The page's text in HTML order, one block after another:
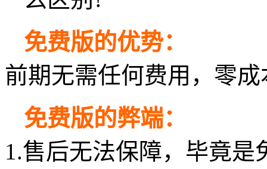
免费版的优势：
前期无需任何费用，零
免费版的弊端：
1.售后无法保障，毕竟